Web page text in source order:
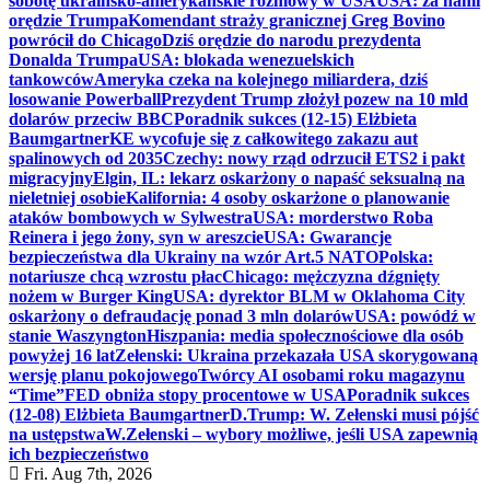
orędzie TrumpaKomendant straży granicznej Greg Bovino
powrócił do ChicagoDziś orędzie do narodu prezydenta
Donalda TrumpaUSA: blokada wenezuelskich
tankowcówAmeryka czeka na kolejnego miliardera, dziś
losowanie PowerballPrezydent Trump złożył pozew na 10 mld
dolarów przeciw BBCPoradnik sukces (12-15) Elżbieta
BaumgartnerKE wycofuje się z całkowitego zakazu aut
spalinowych od 2035Czechy: nowy rząd odrzucił ETS2 i pakt
migracyjnyElgin, IL: lekarz oskarżony o napaść seksualną na
nieletniej osobieKalifornia: 4 osoby oskarżone o planowanie
ataków bombowych w SylwestraUSA: morderstwo Roba
Reinera i jego żony, syn w areszcieUSA: Gwarancje
bezpieczeństwa dla Ukrainy na wzór Art.5 NATOPolska:
notariusze chcą wzrostu płacChicago: mężczyzna dźgnięty
nożem w Burger KingUSA: dyrektor BLM w Oklahoma City
oskarżony o defraudację ponad 3 mln dolarówUSA: powódź w
stanie WaszyngtonHiszpania: media społecznościowe dla osób
powyżej 16 latZełenski: Ukraina przekazała USA skorygowaną
wersję planu pokojowegoTwórcy AI osobami roku magazynu
“Time”FED obniża stopy procentowe w USAPoradnik sukces
(12-08) Elżbieta BaumgartnerD.Trump: W. Zełenski musi pójść
na ustępstwaW.Zełenski – wybory możliwe, jeśli USA zapewnią
ich bezpieczeństwo
Fri. Aug 7th, 2026